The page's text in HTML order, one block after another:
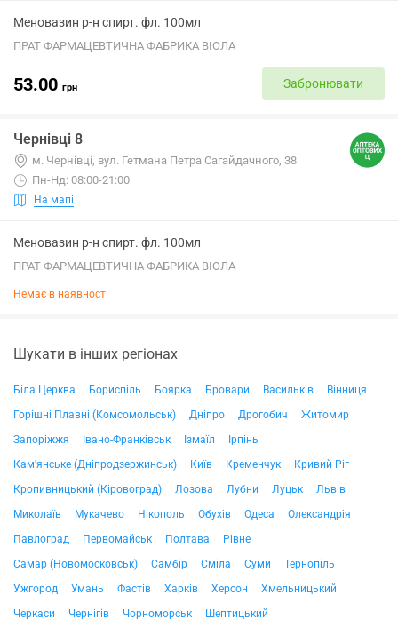
Меновазин р-н спирт. фл. 100мл
ПРАТ ФАРМАЦЕВТИЧНА ФАБРИКА ВІОЛА
53.00 грн Забронювати
Чернівці 8
м. Чернівці, вул. Гетмана Петра Сагайдачного, 38
Пн-Нд: 08:00-21:00
На мапі
Меновазин р-н спирт. фл. 100мл
ПРАТ ФАРМАЦЕВТИЧНА ФАБРИКА ВІОЛА
Немає в наявності
Шукати в інших регіонах
Біла Церква Бориспіль Боярка Бровари Васильків
Вінниця
Горішні Плавні (Комсомольськ)
Дніпро Дрогобич
Житомир
Запоріжжя
Івано-Франківськ Ізмаїл
Ірпінь
Кам'янське (Дніпродзержинськ)
Київ Кременчук
Кривий Ріг
Кропивницький (Кіровоград)
Лозова Лубни Луцьк
Львів
Миколаїв
Мукачево Нікополь Обухів Одеса
Олександрія
Павлоград
Первомайськ Полтава
Рівне
Самар (Новомосковськ)
Самбір Сміла Суми
Тернопіль
Ужгород
Умань Фастів Харків Херсон
Хмельницький
Черкаси
Чернігів Чорноморськ Шептицький